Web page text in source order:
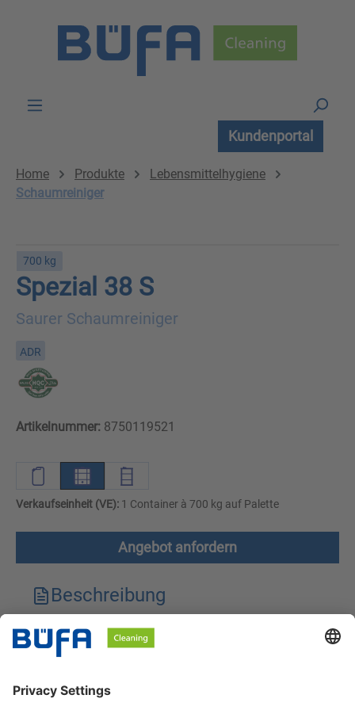
Kundenportal
Home Produkte
Lebensmittelhygiene
Schaumreiniger
700 kg
Spezial 38 S
Saurer Schaumreiniger
ADR
Artikelnummer: 8750119521
Verkaufseinheit (VE): 1 Container à 700 kg auf Palette
Angebot anfordern
Beschreibung
Technische Merkmale
Sicherheitshinweise